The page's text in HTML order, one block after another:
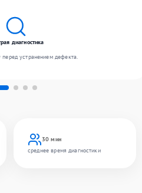
30 мин
среднее время диагностики
диагностика
устранением дефекта.